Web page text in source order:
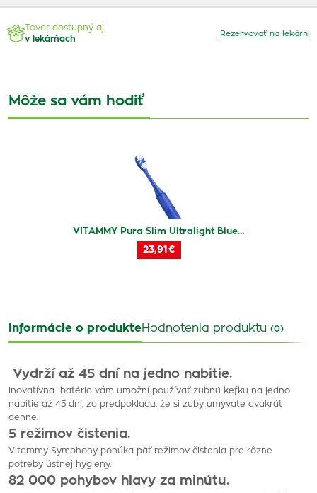
Tovar dostupný aj
v lekárňach
Rezervovať na lekárni
Môže sa vám hodiť
VITAMMY Pura Slim Ultralight Blue…
23,91 €
Informácie o produkteHodnotenia produktu (0)
Vydrží až 45 dní na jedno nabitie.
Inovatívna batéria vám umožní používať zubnú kefku na jedno
nabitie až 45 dní, za predpokladu, že si zuby umývate dvakrát
denne.
5 režimov čistenia.
Vitammy Symphony ponúka päť režimov čistenia pre rôzne
potreby ústnej hygieny.
82 000 pohybov hlavy za minútu.